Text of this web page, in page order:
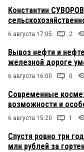
Константин
6 августа 17:05 2
Вывоз нефти и
железной дороге
6 августа 16:00 0
Современные
возможности и
6 августа 15:20 1
Спустя ровно три
млн рублей за